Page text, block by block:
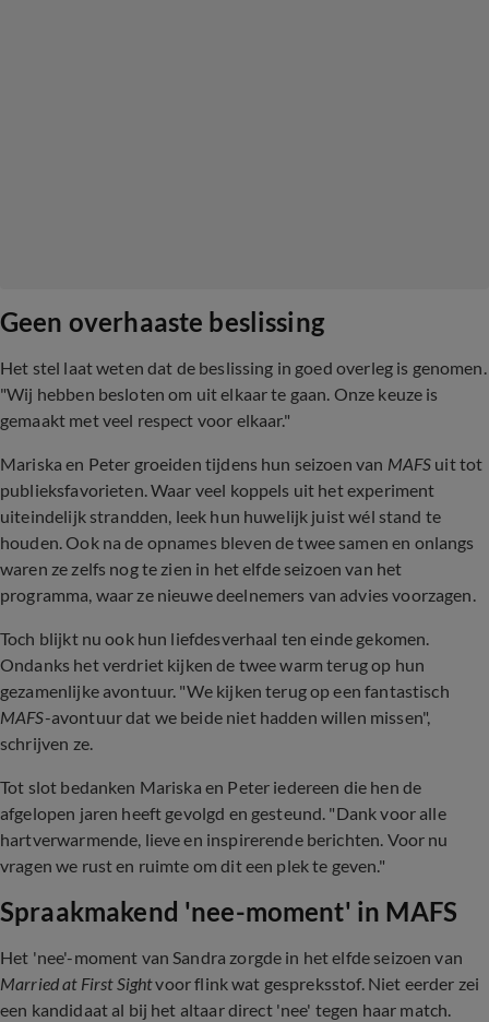
Geen overhaaste beslissing
Het stel laat weten dat de beslissing in goed overleg is genomen.
"Wij hebben besloten om uit elkaar te gaan. Onze keuze is
gemaakt met veel respect voor elkaar."
Mariska en Peter groeiden tijdens hun seizoen van MAFS uit tot
publieksfavorieten. Waar veel koppels uit het experiment
uiteindelijk strandden, leek hun huwelijk juist wél stand te
houden. Ook na de opnames bleven de twee samen en onlangs
waren ze zelfs nog te zien in het elfde seizoen van het
programma, waar ze nieuwe deelnemers van advies voorzagen.
Toch blijkt nu ook hun liefdesverhaal ten einde gekomen.
Ondanks het verdriet kijken de twee warm terug op hun
gezamenlijke avontuur. "We kijken terug op een fantastisch
MAFS-avontuur dat we beide niet hadden willen missen",
schrijven ze.
Tot slot bedanken Mariska en Peter iedereen die hen de
afgelopen jaren heeft gevolgd en gesteund. "Dank voor alle
hartverwarmende, lieve en inspirerende berichten. Voor nu
vragen we rust en ruimte om dit een plek te geven."
Spraakmakend 'nee-moment' in MAFS
Het 'nee'-moment van Sandra zorgde in het elfde seizoen van
Married at First Sightvoor flink wat gespreksstof. Niet eerder zei
een kandidaat al bij het altaar direct 'nee' tegen haar match.